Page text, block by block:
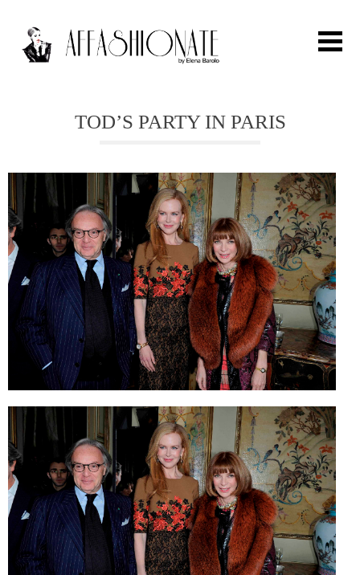
FASHION
OUTFIT
BEAUTY
TRAVEL
PARTIES
CELEB
VIDEO
PRESS
CONTACT
ABOUT
TOD’S PARTY IN PARIS